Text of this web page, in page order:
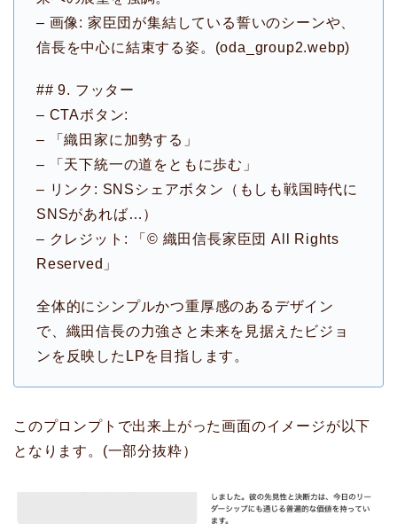
– 画像: 家臣団が集結している誓いのシーンや、
信長を中心に結束する姿。(oda_group2.webp)
## 9. フッター
– CTAボタン:
– 「織田家に加勢する」
– 「天下統一の道をともに歩む」
– リンク: SNSシェアボタン（もしも戦国時代に
SNSがあれば…）
– クレジット: 「© 織田信長家臣団 All Rights
Reserved」
全体的にシンプルかつ重厚感のあるデザイン
で、織田信長の力強さと未来を見据えたビジョ
ンを反映したLPを目指します。
このプロンプトで出来上がった画面のイメージが以下
となります。(一部分抜粋）